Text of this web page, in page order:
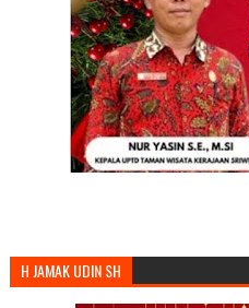
H JAMAK UDIN SH